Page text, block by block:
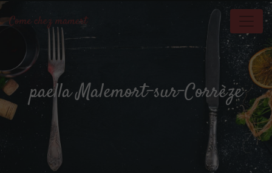
Panneau de gestion des cookies
paella Malemort-sur-Corrèze